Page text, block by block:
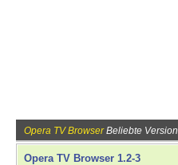
Opera TV BrowserBeliebte Version
Opera TV Browser 1.2-3